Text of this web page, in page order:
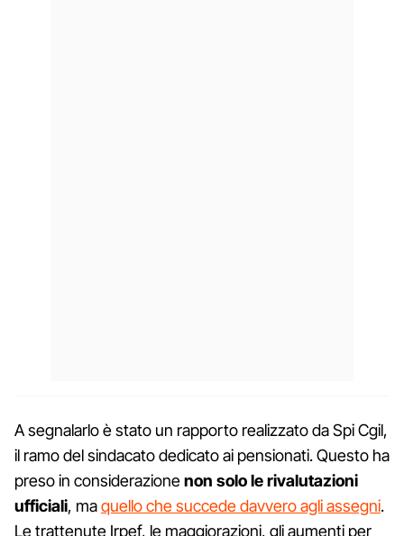
A segnalarlo è stato un rapporto realizzato da Spi Cgil,
il ramo del sindacato dedicato ai pensionati. Questo ha
preso in considerazionenon solo le rivalutazioni
ufficiali, maquello che succede davvero agli assegni.
Le trattenute Irpef, le maggiorazioni, gli aumenti per